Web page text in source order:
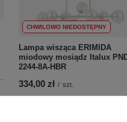
CHWILOWO NIEDOSTĘPNY
Lampa wisząca ERIMIDA
miodowy mosiądz Italux
2244-8A-HBR
334,00 zł / szt.